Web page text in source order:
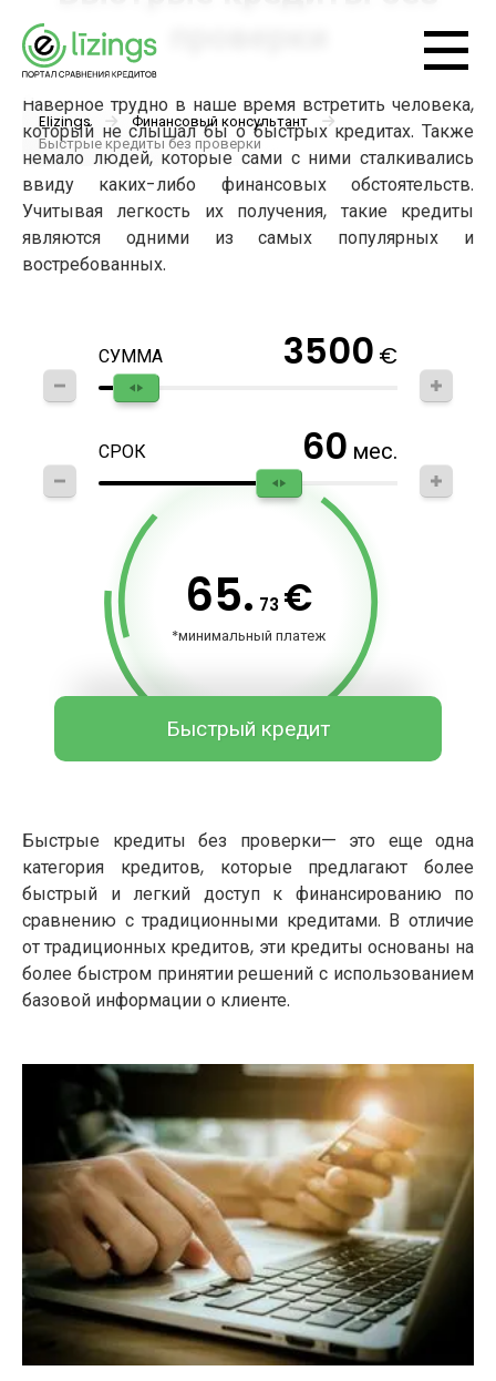
Elizings
Финансовый консультант
Быстрые кредиты без проверки
Наверное трудно в наше время встретить человека,
который не слышал бы о быстрых кредитах. Также
немало людей, которые сами с ними сталкивались
ввиду каких-либо финансовых обстоятельств.
Учитывая легкость их получения, такие кредиты
являются одними из самых популярных и
востребованных.
СУММА 3500 €
СРОК 60 мес.
65. 73 €
*минимальный платеж
Быстрый кредит
Быстрые кредиты без проверки— это еще одна
категория кредитов, которые предлагают более
быстрый и легкий доступ к финансированию по
сравнению с традиционными кредитами. В отличие
от традиционных кредитов, эти кредиты основаны на
более быстром принятии решений с использованием
базовой информации о клиенте.